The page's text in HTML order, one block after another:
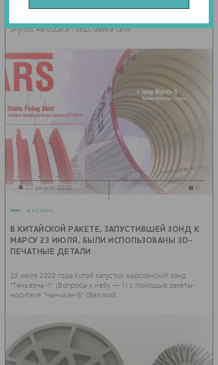
По случаю 100-летия со дня рождения индийского
Skyroot Aerospace представила свой...
космос
В КИТАЙСКОЙ РАКЕТЕ, ЗАПУСТИВШЕЙ ЗОНД К
МАРСУ 23 ИЮЛЯ, БЫЛИ ИСПОЛЬЗОВАНЫ 3D-
ПЕЧАТНЫЕ ДЕТАЛИ
23 июля 2020 года Китай запустил марсианский зонд
"Тяньвэнь-1" (Вопросы к небу — 1) с помощью ракеты-
носителя "Чанчжэн-5" (Великий...
07 августа 2020 0